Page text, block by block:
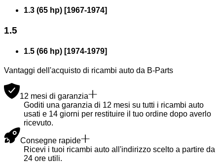
1.3 (65 hp) [1967-1974]
1.5
1.5 (66 hp) [1974-1979]
Vantaggi dell'acquisto di ricambi auto da B-Parts
12 mesi di garanzia
Goditi una garanzia di 12 mesi su tutti i ricambi auto
usati e 14 giorni per restituire il tuo ordine dopo averlo
ricevuto.
Consegne rapide
Ricevi i tuoi ricambi auto all'indirizzo scelto a partire da
24 ore utili.